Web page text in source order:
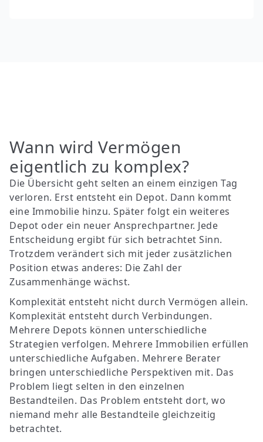
Wann wird Vermögen
eigentlich zu komplex?
Die Übersicht geht selten an einem einzigen Tag
verloren. Erst entsteht ein Depot. Dann kommt
eine Immobilie hinzu. Später folgt ein weiteres
Depot oder ein neuer Ansprechpartner. Jede
Entscheidung ergibt für sich betrachtet Sinn.
Trotzdem verändert sich mit jeder zusätzlichen
Position etwas anderes: Die Zahl der
Zusammenhänge wächst.
Komplexität entsteht nicht durch Vermögen allein.
Komplexität entsteht durch Verbindungen.
Mehrere Depots können unterschiedliche
Strategien verfolgen. Mehrere Immobilien erfüllen
unterschiedliche Aufgaben. Mehrere Berater
bringen unterschiedliche Perspektiven mit. Das
Problem liegt selten in den einzelnen
Bestandteilen. Das Problem entsteht dort, wo
niemand mehr alle Bestandteile gleichzeitig
betrachtet.